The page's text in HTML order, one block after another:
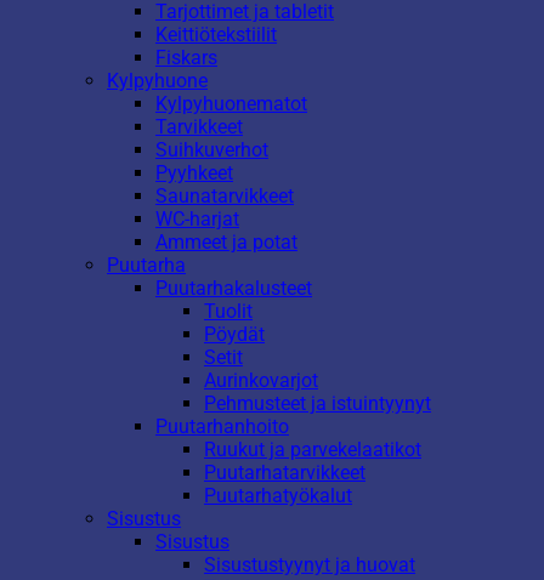
Tarjottimet ja tabletit
Keittiötekstiilit
Fiskars
Kylpyhuone
Kylpyhuonematot
Tarvikkeet
Suihkuverhot
Pyyhkeet
Saunatarvikkeet
WC-harjat
Ammeet ja potat
Puutarha
Puutarhakalusteet
Tuolit
Pöydät
Setit
Aurinkovarjot
Pehmusteet ja istuintyynyt
Puutarhanhoito
Ruukut ja parvekelaatikot
Puutarhatarvikkeet
Puutarhatyökalut
Sisustus
Sisustus
Sisustustyynyt ja huovat